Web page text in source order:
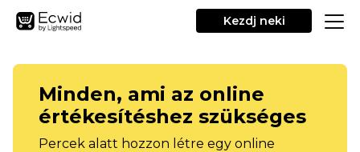
Kezdj neki
Minden, ami az online
értékesítéshez szükséges
Percek alatt hozzon létre egy online